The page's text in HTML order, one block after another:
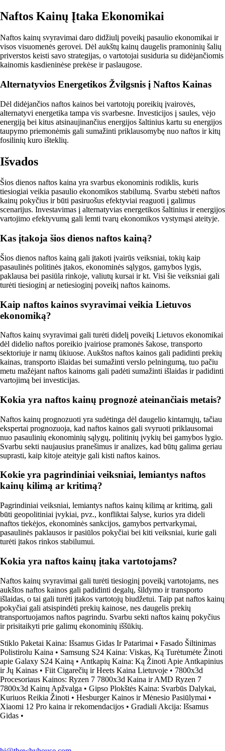
Naftos Kainų Įtaka Ekonomikai
Naftos kainų svyravimai daro didžiulį poveikį pasaulio ekonomikai ir
visos visuomenės gerovei. Dėl aukštų kainų daugelis pramoninių šalių
priverstos keisti savo strategijas, o vartotojai susiduria su didėjančiomis
kainomis kasdieninėse prekėse ir paslaugose.
Alternatyvios Energetikos Žvilgsnis į Naftos Kainas
Dėl didėjančios naftos kainos bei vartotojų poreikių įvairovės,
alternatyvi energetika tampa vis svarbesne. Investicijos į saules, vėjo
energiją bei kitus atsinaujinančius energijos šaltinius kartu su energijos
taupymo priemonėmis gali sumažinti priklausomybę nuo naftos ir kitų
fosilinių kuro išteklių.
Išvados
Šios dienos naftos kaina yra svarbus ekonominis rodiklis, kuris
tiesiogiai veikia pasaulio ekonomikos stabilumą. Svarbu stebėti naftos
kainų pokyčius ir būti pasiruošus efektyviai reaguoti į galimus
scenarijus. Investavimas į alternatyvias energetikos šaltinius ir energijos
vartojimo efektyvumą gali lemti tvarų ekonomikos vystymąsi ateityje.
Kas įtakoja šios dienos naftos kainą?
Šios dienos naftos kainą gali įtakoti įvairūs veiksniai, tokių kaip
pasaulinės politinės įtakos, ekonominės sąlygos, gamybos lygis,
paklausa bei pasiūla rinkoje, valiutų kursai ir kt. Visi šie veiksniai gali
turėti tiesioginį ar netiesioginį poveikį naftos kainoms.
Kaip naftos kainos svyravimai veikia Lietuvos
ekonomiką?
Naftos kainų svyravimai gali turėti didelį poveikį Lietuvos ekonomikai
dėl didelio naftos poreikio įvairiose pramonės šakose, transporto
sektoriuje ir namų ūkiuose. Aukštos naftos kainos gali padidinti prekių
kainas, transporto išlaidas bei sumažinti verslo pelningumą, tuo pačiu
metu mažėjant naftos kainoms gali padėti sumažinti išlaidas ir padidinti
vartojimą bei investicijas.
Kokia yra naftos kainų prognozė ateinančiais metais?
Naftos kainų prognozuoti yra sudėtinga dėl daugelio kintamųjų, tačiau
ekspertai prognozuoja, kad naftos kainos gali svyruoti priklausomai
nuo pasaulinių ekonominių sąlygų, politinių įvykių bei gamybos lygio.
Svarbu sekti naujausius pranešimus ir analizes, kad būtų galima geriau
suprasti, kaip kitoje ateityje gali kisti naftos kainos.
Kokie yra pagrindiniai veiksniai, lemiantys naftos
kainų kilimą ar kritimą?
Pagrindiniai veiksniai, lemiantys naftos kainų kilimą ar kritimą, gali
būti geopolitiniai įvykiai, pvz., konfliktai šalyse, kurios yra dideli
naftos tiekėjos, ekonominės sankcijos, gamybos pertvarkymai,
pasaulinės paklausos ir pasiūlos pokyčiai bei kiti veiksniai, kurie gali
turėti įtakos rinkos stabilumui.
Kokia yra naftos kainų įtaka vartotojams?
Naftos kainų svyravimai gali turėti tiesioginį poveikį vartotojams, nes
aukštos naftos kainos gali padidinti degalų, šildymo ir transporto
išlaidas, o tai gali turėti įtakos vartotojų biudžetui. Taip pat naftos kainų
pokyčiai gali atsispindėti prekių kainose, nes daugelis prekių
transportuojamos naftos pagrindu. Svarbu sekti naftos kainų pokyčius
ir prisitaikyti prie galimų ekonominių iššūkių.
Stiklo Paketai Kaina: Išsamus Gidas Ir Patarimai • Fasado Šiltinimas
Polistirolu Kaina • Samsung S24 Kaina: Viskas, Ką Turėtumėte Žinoti
apie Galaxy S24 Kainą • Antkapių Kaina: Ką Žinoti Apie Antkapinius
ir Jų Kainas • Fiit Cigarečių ir Heets Kaina Lietuvoje • 7800x3d
Procesoriaus Kainos: Ryzen 7 7800x3d Kaina ir AMD Ryzen 7
7800x3d Kainų Apžvalga • Gipso Plokštės Kaina: Svarbūs Dalykai,
Kuriuos Reikia Žinoti • Hesburger Kainos ir Mėnesio Pasiūlymai •
Xiaomi 12 Pro kaina ir rekomendacijos • Gradiali Akcija: Išsamus
Gidas •